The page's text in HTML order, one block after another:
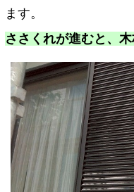
ます。
ささくれが進むと、